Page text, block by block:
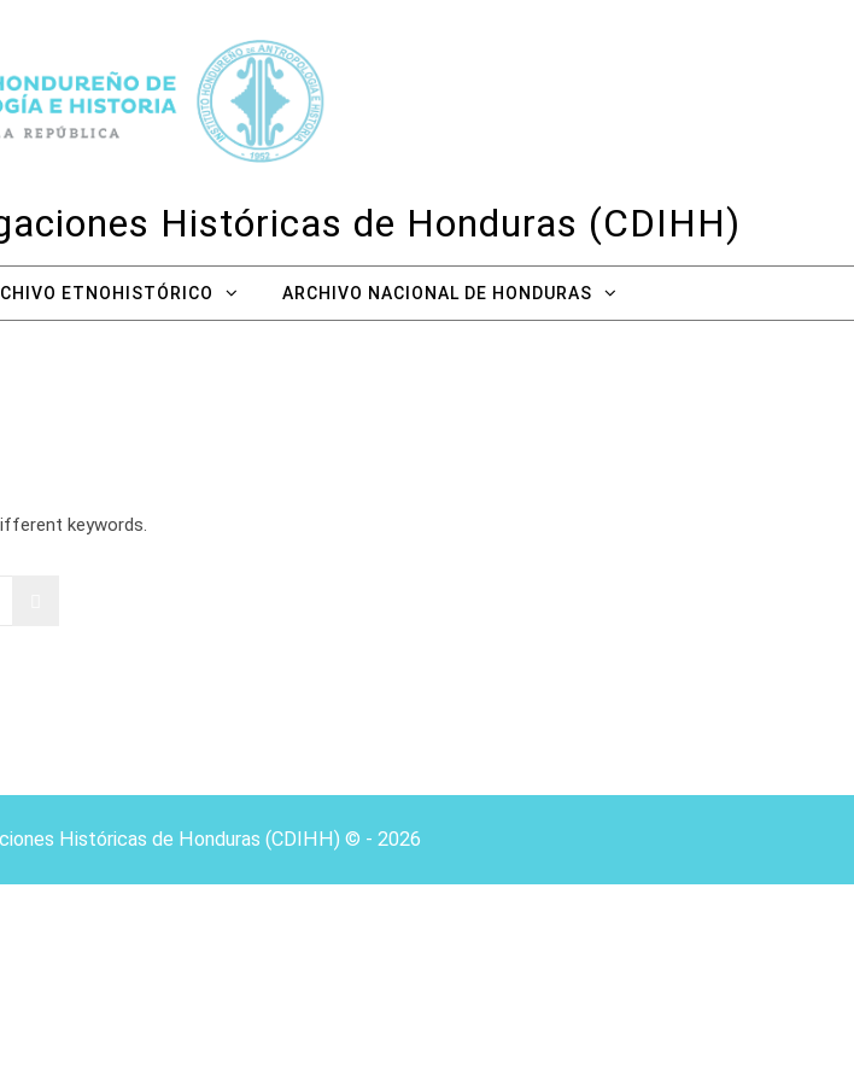
Históricas de Honduras (CDIHH)
ETNOHISTÓRICO ARCHIVO NACIONAL DE HONDURAS
keywords.
Históricas de Honduras (CDIHH) © - 2026